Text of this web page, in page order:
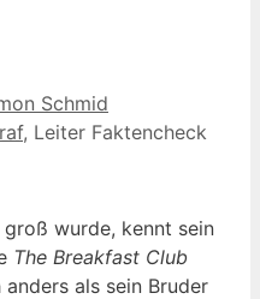
Schmid
, Leiter Faktencheck
wurde, kennt sein
The Breakfast Club
anders als sein Bruder